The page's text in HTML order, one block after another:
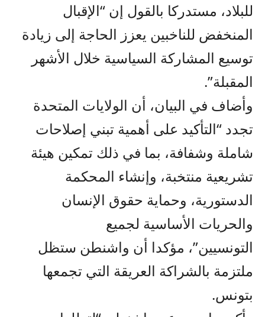
للبلاد، مستدركا بالقول إن “الإقبال
المنخفض للناخبين يعزز الحاجة إلى زيادة
توسيع المشاركة السياسية خلال الأشهر
المقبلة”.
وأضاف في البيان، أن الولايات المتحدة
تجدد “التأكيد على أهمية تبني إصلاحات
شاملة وشفافة، بما في ذلك تمكين هيئة
تشريعية منتخبة، وإنشاء المحكمة
الدستورية، وحماية حقوق الإنسان
والحريات الأساسية لجميع
التونسيين”، مؤكدا أن واشنطن ستظل
ملتزمة بالشراكة العريقة التي تجمعها
بتونس.